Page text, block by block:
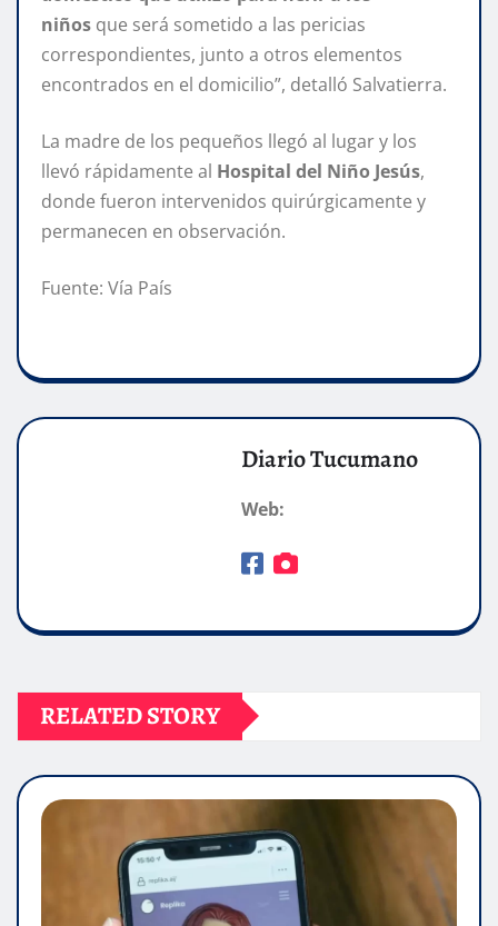
niños que será sometido a las pericias
correspondientes, junto a otros elementos
encontrados en el domicilio”, detalló Salvatierra.
La madre de los pequeños llegó al lugar y los
llevó rápidamente al Hospital del Niño Jesús,
donde fueron intervenidos quirúrgicamente y
permanecen en observación.
Fuente: Vía País
Diario Tucumano
Web:
RELATED STORY